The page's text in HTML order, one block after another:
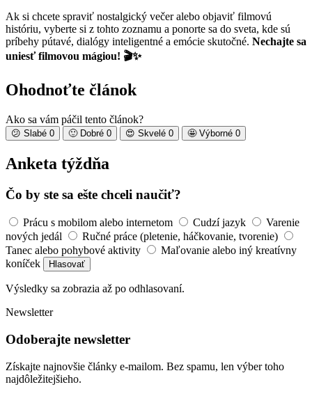
Ak si chcete spraviť nostalgický večer alebo objaviť filmovú
históriu, vyberte si z tohto zoznamu a ponorte sa do sveta, kde sú
príbehy pútavé, dialógy inteligentné a emócie skutočné. Nechajte sa
uniesť filmovou mágiou! 🎬✨
Ohodnoťte článok
Ako sa vám páčil tento článok?
😕 Slabé 0 🙂 Dobré 0 😍 Skvelé 0 🤩 Výborné 0
Anketa týždňa
Čo by ste sa ešte chceli naučiť?
Prácu s mobilom alebo internetom Cudzí jazyk
Varenie
nových jedál
Ručné práce (pletenie, háčkovanie, tvorenie)
Tanec alebo pohybové aktivity
Maľovanie alebo iný kreatívny
koníček
Hlasovať
Výsledky sa zobrazia až po odhlasovaní.
Newsletter
Odoberajte newsletter
Získajte najnovšie články e-mailom. Bez spamu, len výber toho
najdôležitejšieho.